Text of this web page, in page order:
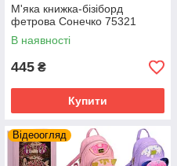
М'яка книжка-бізіборд
фетрова Сонечко 75321
В наявності
445 ₴
Купити
Відеоогляд